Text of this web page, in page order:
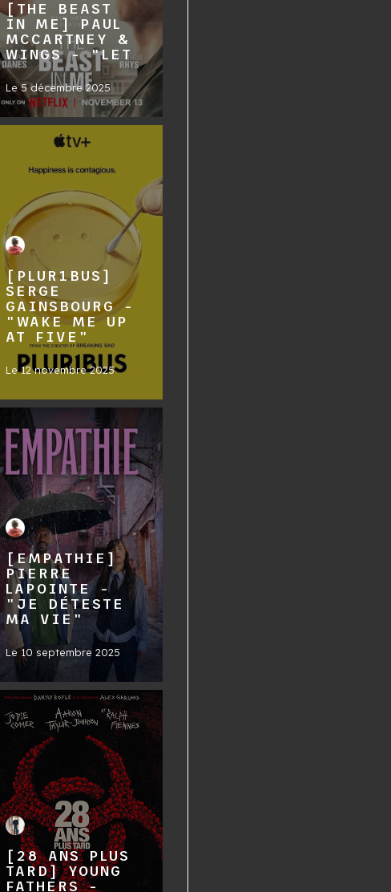
[THE BEAST
IN ME] PAUL
MCCARTNEY &
WINGS - "LET
Le5 décembre 2025
[PLUR1BUS]
SERGE
GAINSBOURG -
"WAKE ME UP
AT FIVE"
Le12 novembre 2025
[EMPATHIE]
PIERRE
LAPOINTE -
"JE DÉTESTE
MA VIE"
Le10 septembre 2025
[28 ANS PLUS
TARD] YOUNG
FATHERS -